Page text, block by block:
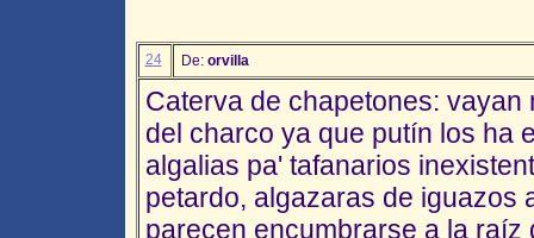
24 De: orvilla
Caterva de chapetones: vayan
del charco ya que putín los ha
algalias pa' tafanarios
petardo, algazaras de iguazos
parecen encumbrarse a la raíz